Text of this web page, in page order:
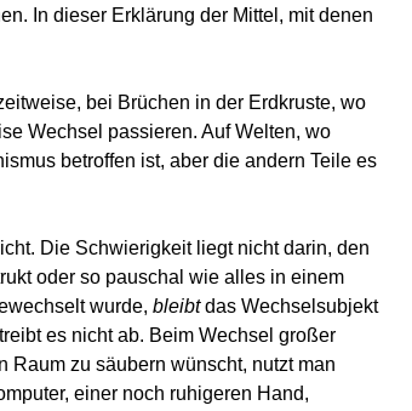
In dieser Erklärung der Mittel, mit denen
bei Brüchen in der Erdkruste, wo
Wechsel passieren. Auf Welten, wo
betroffen ist, aber die andern Teile es
Die Schwierigkeit liegt nicht darin, den
oder so pauschal wie alles in einem
wurde, bleibtdas Wechselsubjekt
es nicht ab. Beim Wechsel großer
Raum zu säubern wünscht, nutzt man
einer noch ruhigeren Hand,